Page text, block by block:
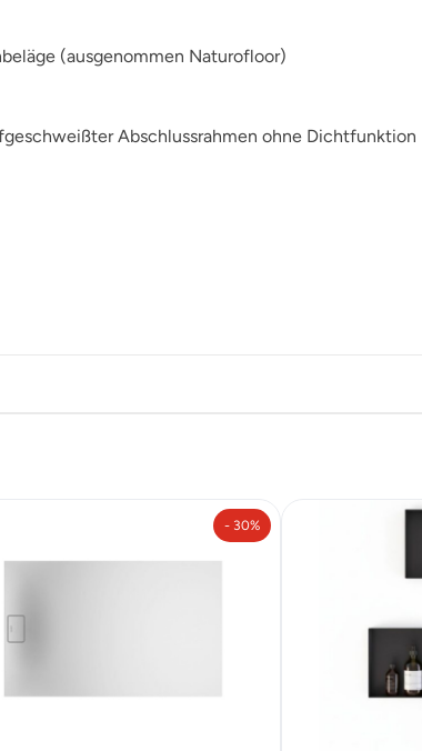
(ausgenommen Naturofloor)
Abschlussrahmen ohne Dichtfunktion
- 30%